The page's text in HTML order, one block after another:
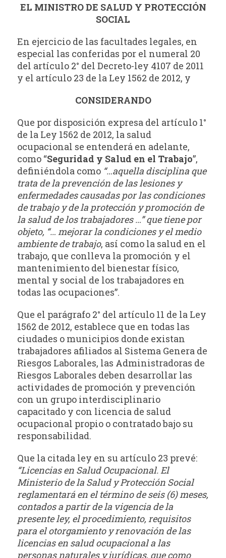
EL MINISTRO DE SALUD Y PROTECCIÓN
SOCIAL
En ejercicio de las facultades legales, en
especial las conferidas por el numeral 20
del artículo 2° del Decreto-ley 4107 de 2011
y el artículo 23 de la Ley 1562 de 2012, y
CONSIDERANDO
Que por disposición expresa del artículo 1°
de la Ley 1562 de 2012, la salud
ocupacional se entenderá en adelante,
como “Seguridad y Salud en el Trabajo”,
definiéndola como “…aquella disciplina que
trata de la prevención de las lesiones y
enfermedades causadas porlas condiciones
de trabajo y de la protección y promoción de
la salud de los trabajadores …” que tiene por
objeto, “… mejorar la condiciones y el medio
ambiente de trabajo, así como la salud en el
trabajo, que conlleva la promoción y el
mantenimiento del bienestar físico,
mental y social de los trabajadores en
todas las ocupaciones”.
Que el parágrafo 2° del artículo 11 de la Ley
1562 de 2012, establece que en todas las
ciudades o municipios donde existan
trabajadores afiliados al Sistema Genera de
Riesgos Laborales, las Administradoras de
Riesgos Laborales deben desarrollar las
actividades de promoción y prevención
con un grupo interdisciplinario
capacitado y con licencia de salud
ocupacional propio o contratado bajo su
responsabilidad.
Que la citada ley en su artículo 23 prevé:
“Licencias en Salud Ocupacional. El
Ministerio de la Salud y Protección Social
reglamentará en el término de seis (6) meses,
contados a partir de la vigencia de la
presente ley, el procedimiento, requisitos
para el otorgamiento y renovación de las
licencias en salud ocupacional a las
personas naturales y jurídicas, que como